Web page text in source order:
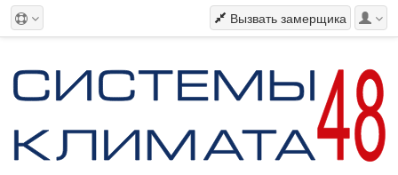
Вызвать замерщика